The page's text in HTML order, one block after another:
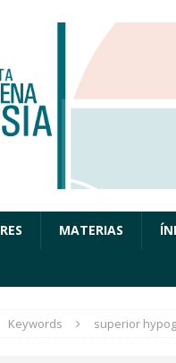
MATERIAS
Keywords superior